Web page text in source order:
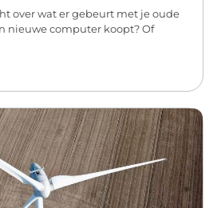
over wat er gebeurt met je oude
nieuwe computer koopt? Of